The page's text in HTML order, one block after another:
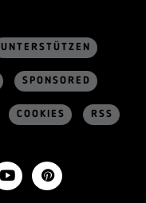
UNTERSTÜTZEN
SPONSORED
COOKIES RSS